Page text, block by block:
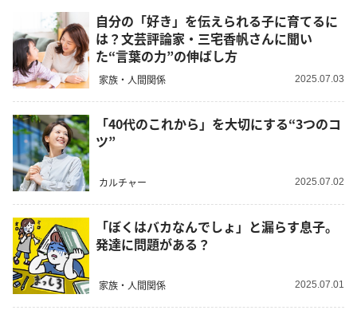
自分の「好き」を伝えられる子に育てるに
は？文芸評論家・三宅香帆さんに聞い
た“言葉の力”の伸ばし方
家族・人間関係 2025.07.03
「40代のこれから」を大切にする“3つのコ
ツ”
カルチャー 2025.07.02
「ぼくはバカなんでしょ」と漏らす息子。
発達に問題がある？
家族・人間関係 2025.07.01